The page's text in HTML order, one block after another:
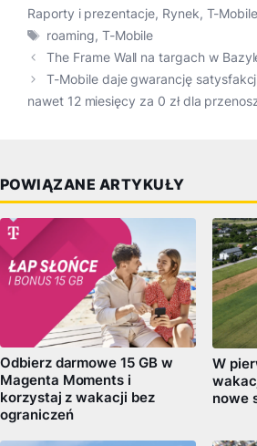
Raporty i prezentacje, Rynek, T-Mobile
Tagi
roaming, T-Mobile
The Frame Wall na targach w
T-Mobile daje gwarancję
nawet 12 miesięcy za 0 zł dla
POWIĄZANE ARTYKUŁY
Odbierz darmowe 15 GB w
Magenta Moments i
korzystaj z wakacji bez
ograniczeń
W
nowe